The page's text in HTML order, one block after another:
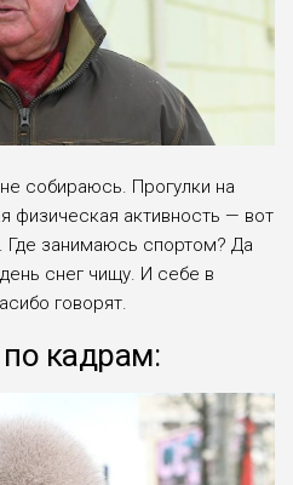
собираюсь. Прогулки на
физическая активность — вот
Где занимаюсь спортом? Да
снег чищу. И себе в
говорят.
по кадрам: